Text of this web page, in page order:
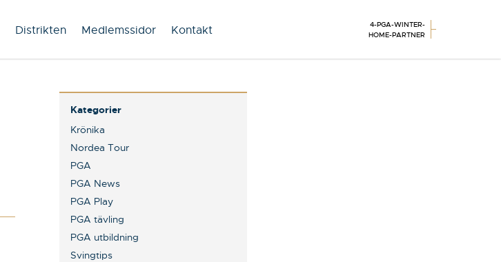
Distrikten Medlemssidor Kontakt
4-PGA-WINTER-
HOME-PARTNER
Kategorier
Krönika
Nordea Tour
PGA
PGA News
PGA Play
PGA tävling
PGA utbildning
Svingtips